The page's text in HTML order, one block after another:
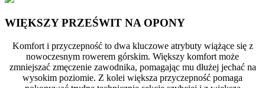
WIĘKSZY PRZEŚWIT NA OPONY
Komfort i przyczepność to dwa kluczowe atrybuty wiążące się z
nowoczesnym rowerem górskim. Większy komfort może
zmniejszać zmęczenie zawodnika, pomagając mu dłużej jechać na
wysokim poziomie. Z kolei większa przyczepność pomaga